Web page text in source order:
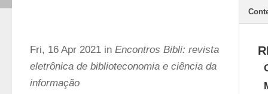
Fri, 16 Apr 2021 in Encontros Bibli: revista
eletrônica de biblioteconomia e ciência da
informação